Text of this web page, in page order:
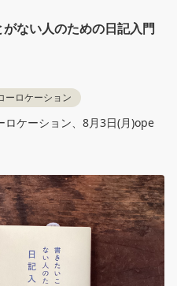
ない人のための日記入門
ーロケーション
ロケーション、8月3日(月)ope
てみたい。でも、特に書きたい
じゃない。そんな人には、とり
ことをすすめたい。書けない
生を豊かにする日記のすす